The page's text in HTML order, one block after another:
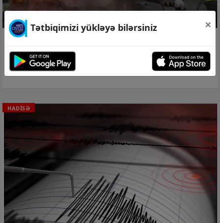
Abşeronda yanacaqdoldurma
məntəqəsinin ərazisində yanğın olub
HADİSƏ
Tətbiqimizi yükləyə bilərsiniz ×